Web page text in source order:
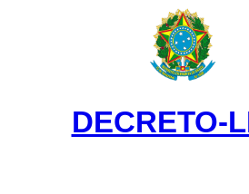
DECRETO-